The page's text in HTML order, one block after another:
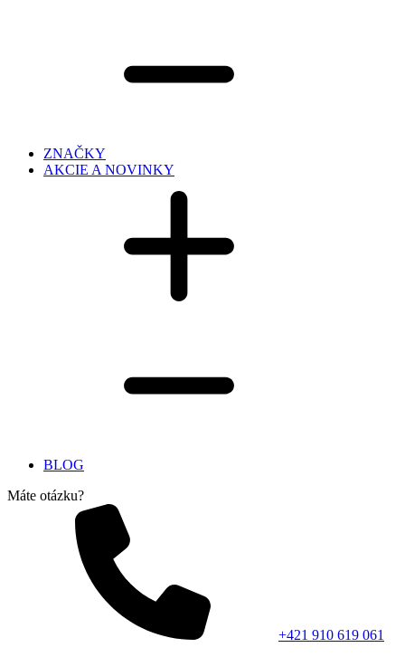
ZNAČKY
AKCIE A NOVINKY
BLOG
Máte otázku?
+421 910 619 061